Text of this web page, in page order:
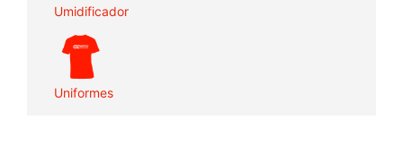
Umidificador
Uniformes